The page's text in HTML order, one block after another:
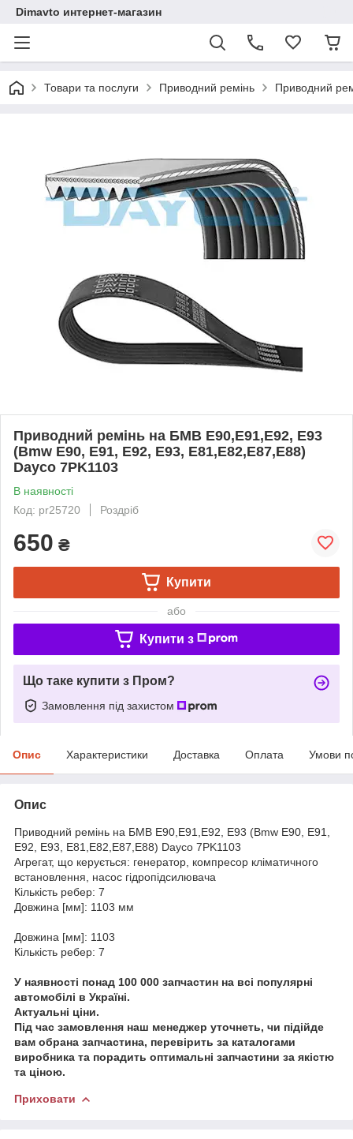
Dimavto интернет-магазин
Товари та послуги Приводний ремінь Приводний
Приводний ремінь на БМВ Е90,Е91,Е92, Е93
(Bmw E90, E91, E92, E93, E81,E82,E87,E88)
Dayco 7PK1103
В наявності
Код: pr25720
Роздріб
650 ₴
Купити
або
Купити з
Що таке купити з Пром?
Замовлення під захистом
Опис Характеристики Доставка Оплата Умови
Опис
Приводний ремінь на БМВ Е90,Е91,Е92, Е93 (Bmw E90, E91,
E92, E93, E81,E82,E87,E88) Dayco 7PK1103
Агрегат, що керується: генератор, компресор кліматичного
встановлення, насос гідропідсилювача
Кількість ребер: 7
Довжина [мм]: 1103 мм
Довжина [мм]: 1103
Кількість ребер: 7
У наявності понад 100 000 запчастин на всі популярні
автомобілі в Україні.
Актуальні ціни.
Під час замовлення наш менеджер уточнеть, чи підійде
вам обрана запчастина, перевірить за каталогами
виробника та порадить оптимальні запчастини за якістю
та ціною.
Приховати